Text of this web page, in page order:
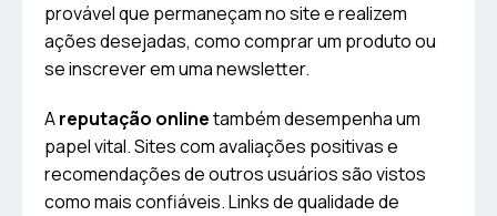
provável que permaneçam no site e realizem
ações desejadas, como comprar um produto ou
se inscrever em uma newsletter.
Areputação onlinetambém desempenha um
papel vital. Sites com avaliações positivas e
recomendações de outros usuários são vistos
como mais confiáveis. Links de qualidade de